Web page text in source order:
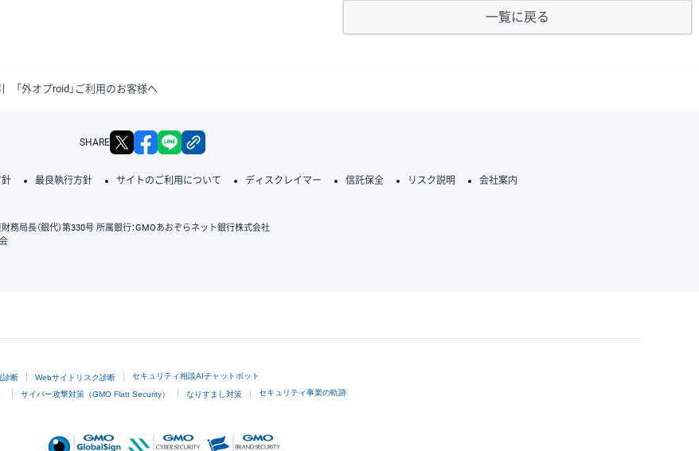
一覧に戻る
「外オプroid」ご利用のお客様へ
SHARE X facebook
最良執行方針 サイトのご利用について ディスクレイマー 信託保全 リスク説明 会社案内
局長（銀代）第330号 所属銀行：GMOあおぞらネット銀行株式会社
診断 Webサイトリスク診断 セキュリティ相談AIチャットボット
サイバー攻撃対策（GMO Flatt Security） なりすまし対策 セキュリティ事業の軌跡